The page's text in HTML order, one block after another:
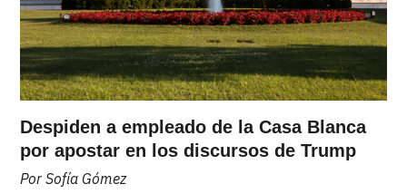
Despiden a empleado de la Casa Blanca
por apostar en los discursos de Trump
Por Sofía Gómez